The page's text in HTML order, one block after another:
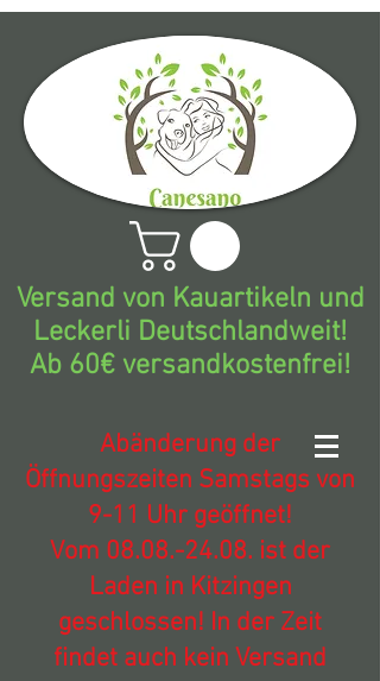
Versand von Kauartikeln und
Leckerli Deutschlandweit!
Ab 60€ versandkostenfrei!
Abänderung der
Öffnungszeiten Samstags von
9-11 Uhr geöffnet!
Vom 08.08.-24.08. ist der
Laden in Kitzingen
geschlossen! In der Zeit
findet auch kein Versand